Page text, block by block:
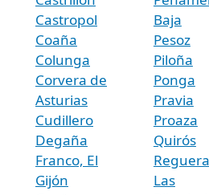
Castropol
Coaña
Colunga
Corvera de
Asturias
Cudillero
Degaña
Franco, El
Gijón
Baja
Pesoz
Piloña
Ponga
Pravia
Proaza
Quirós
Las